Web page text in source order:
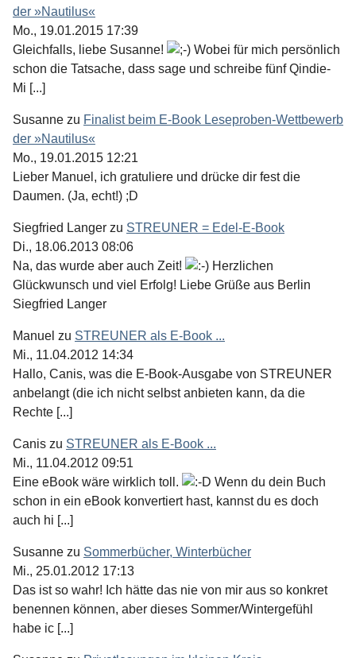
der »Nautilus«
Mo., 19.01.2015 17:39
Gleichfalls, liebe Susanne!
Wobei für mich persönlich
schon die Tatsache, dass sage und schreibe fünf Qindie-
Mi [...]
Susanne zu Finalist beim E-Book Leseproben-Wettbewerb
der »Nautilus«
Mo., 19.01.2015 12:21
Lieber Manuel, ich gratuliere und drücke dir fest die
Daumen. (Ja, echt!) ;D
Siegfried Langer zu STREUNER = Edel-E-Book
Di., 18.06.2013 08:06
Na, das wurde aber auch Zeit!
Herzlichen
Glückwunsch und viel Erfolg! Liebe Grüße aus Berlin
Siegfried Langer
Manuel zu STREUNER als E-Book ...
Mi., 11.04.2012 14:34
Hallo, Canis, was die E-Book-Ausgabe von STREUNER
anbelangt (die ich nicht selbst anbieten kann, da die
Rechte [...]
Canis zu STREUNER als E-Book ...
Mi., 11.04.2012 09:51
Eine eBook wäre wirklich toll.
Wenn du dein Buch
schon in ein eBook konvertiert hast, kannst du es doch
auch hi [...]
Susanne zu Sommerbücher, Winterbücher
Mi., 25.01.2012 17:13
Das ist so wahr! Ich hätte das nie von mir aus so konkret
benennen können, aber dieses Sommer/Wintergefühl
habe ic [...]